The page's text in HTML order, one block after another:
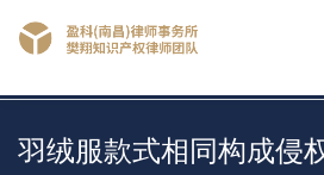
羽绒服款式相同构成侵